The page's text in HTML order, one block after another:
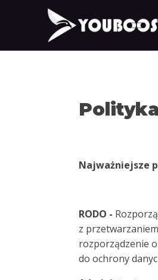
Najważniejsze
RODO -
z
rozporządzenie
do ochrony